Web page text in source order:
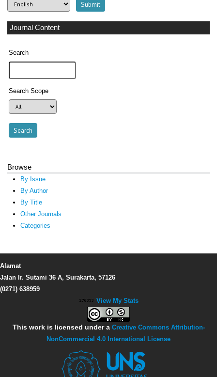
Journal Content
Search
Search Scope
Browse
By Issue
By Author
By Title
Other Journals
Categories
Alamat
Jalan Ir. Sutami 36 A, Surakarta, 57126
(0271) 638959
View My Stats
This work is licensed under a Creative Commons Attribution-
NonCommercial 4.0 International License